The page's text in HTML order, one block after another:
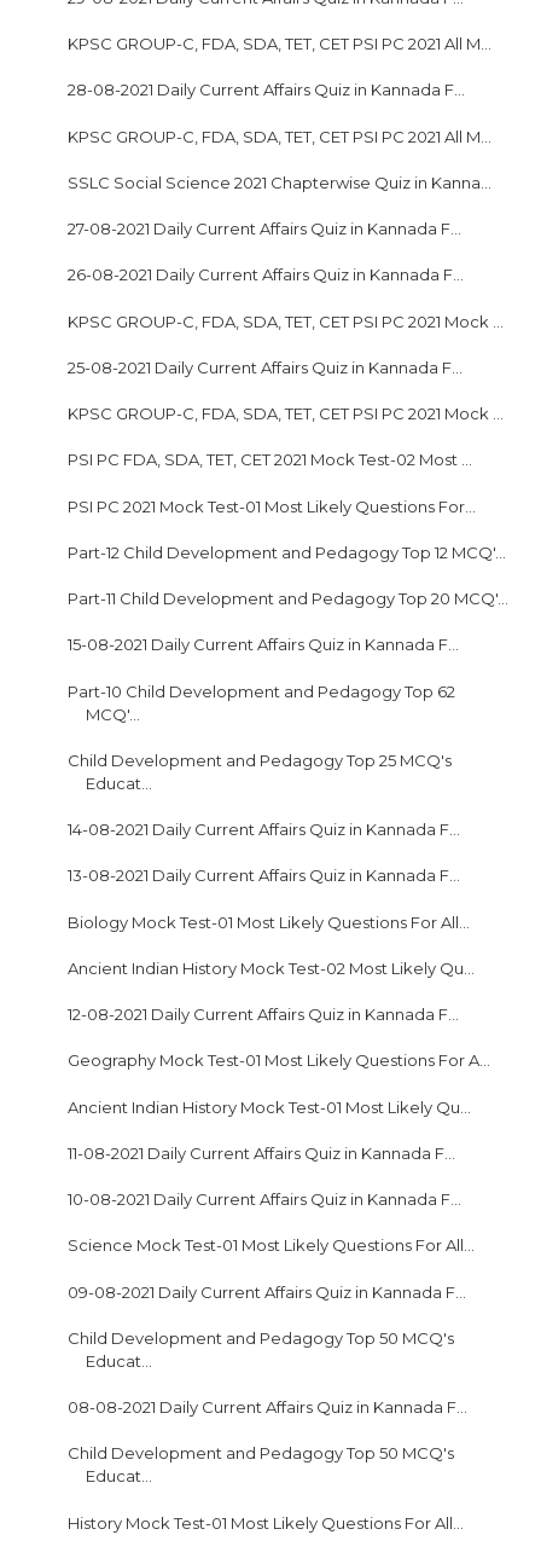
KPSC GROUP-C, FDA, SDA, TET, CET PSI PC 2021 All M...
28-08-2021 Daily Current Affairs Quiz in Kannada F...
KPSC GROUP-C, FDA, SDA, TET, CET PSI PC 2021 All M...
SSLC Social Science 2021 Chapterwise Quiz in Kanna...
27-08-2021 Daily Current Affairs Quiz in Kannada F...
26-08-2021 Daily Current Affairs Quiz in Kannada F...
KPSC GROUP-C, FDA, SDA, TET, CET PSI PC 2021 Mock ...
25-08-2021 Daily Current Affairs Quiz in Kannada F...
KPSC GROUP-C, FDA, SDA, TET, CET PSI PC 2021 Mock ...
PSI PC FDA, SDA, TET, CET 2021 Mock Test-02 Most ...
PSI PC 2021 Mock Test-01 Most Likely Questions For...
Part-12 Child Development and Pedagogy Top 12 MCQ'...
Part-11 Child Development and Pedagogy Top 20 MCQ'...
15-08-2021 Daily Current Affairs Quiz in Kannada F...
Part-10 Child Development and Pedagogy Top 62
MCQ'...
Child Development and Pedagogy Top 25 MCQ's
Educat...
14-08-2021 Daily Current Affairs Quiz in Kannada F...
13-08-2021 Daily Current Affairs Quiz in Kannada F...
Biology Mock Test-01 Most Likely Questions For All...
Ancient Indian History Mock Test-02 Most Likely Qu...
12-08-2021 Daily Current Affairs Quiz in Kannada F...
Geography Mock Test-01 Most Likely Questions For A...
Ancient Indian History Mock Test-01 Most Likely Qu...
11-08-2021 Daily Current Affairs Quiz in Kannada F...
10-08-2021 Daily Current Affairs Quiz in Kannada F...
Science Mock Test-01 Most Likely Questions For All...
09-08-2021 Daily Current Affairs Quiz in Kannada F...
Child Development and Pedagogy Top 50 MCQ's
Educat...
08-08-2021 Daily Current Affairs Quiz in Kannada F...
Child Development and Pedagogy Top 50 MCQ's
Educat...
History Mock Test-01 Most Likely Questions For All...